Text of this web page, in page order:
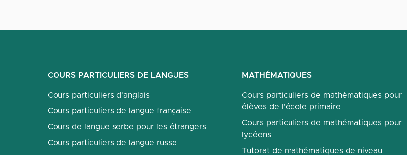
COURS PARTICULIERS DE LANGUES
Cours particuliers d'anglais
Cours particuliers de langue française
Cours de langue serbe pour les étrangers
Cours particuliers de langue russe
MATHÉMATIQUES
Cours particuliers de mathématiques pour
élèves de l'école primaire
Cours particuliers de mathématiques pour
lycéens
Tutorat de mathématiques de niveau